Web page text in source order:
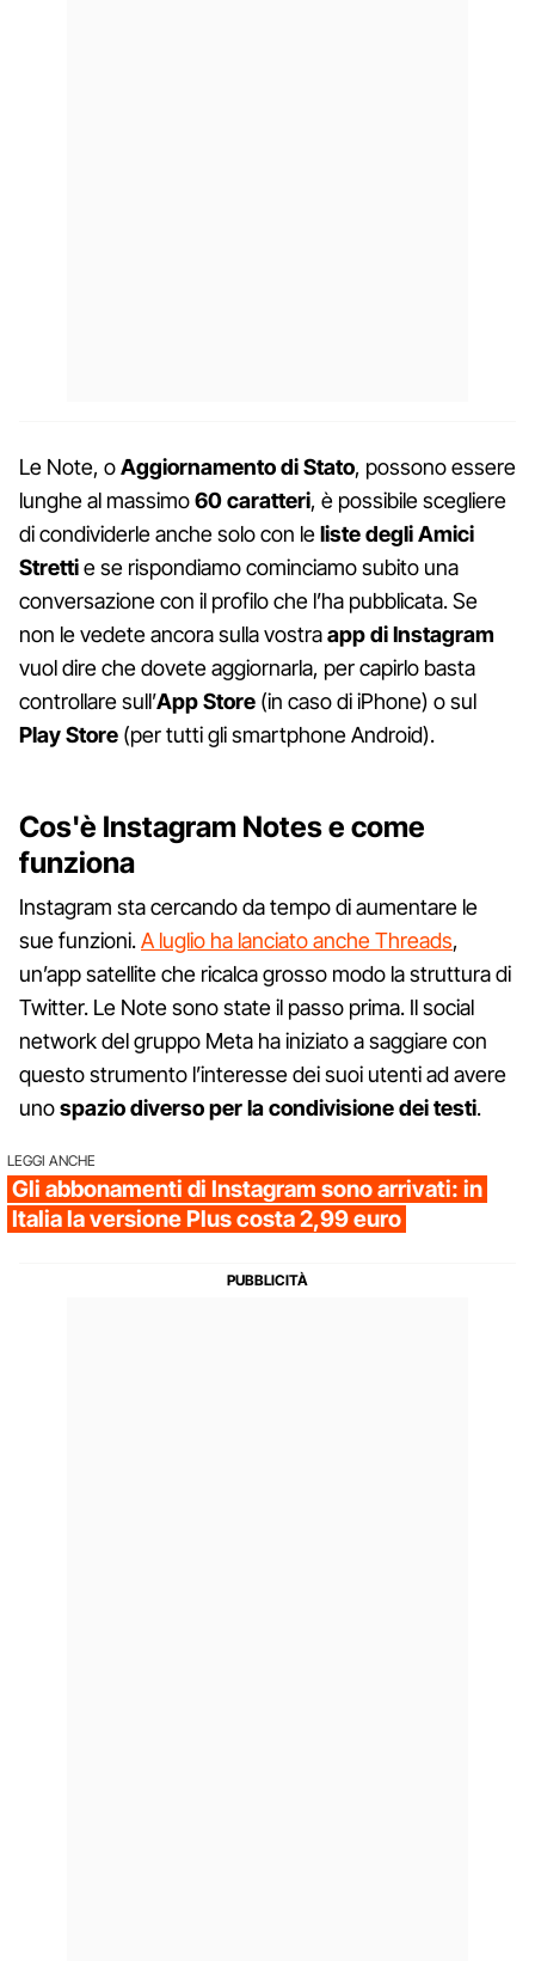
Le Note, oAggiornamento di Stato, possono essere
lunghe al massimo60 caratteri, è possibile scegliere
di condividerle anche solo con leliste degli Amici
Strettie se rispondiamo cominciamo subito una
conversazione con il profilo che l’ha pubblicata. Se
non le vedete ancora sulla vostraapp di Instagram
vuol dire che dovete aggiornarla, per capirlo basta
controllare sull’App Store (in caso di iPhone) o sul
Play Store (per tutti gli smartphone Android).
Cos'è Instagram Notes e come
funziona
Instagram sta cercando da tempo di aumentare le
sue funzioni.A luglio ha lanciato anche Threads,
un’app satellite che ricalca grosso modo la struttura di
Twitter. Le Note sono state il passo prima. Il social
network del gruppo Meta ha iniziato a saggiare con
questo strumento l’interesse dei suoi utenti ad avere
unospazio diverso per la condivisione dei testi.
LEGGI ANCHE
Gli abbonamenti di Instagram sono arrivati: in
Italia la versione Plus costa 2,99 euro